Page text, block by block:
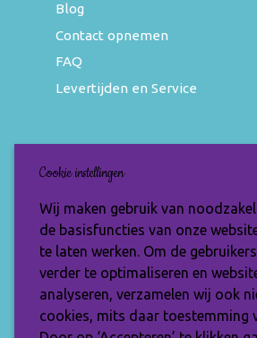
Blog
Contact opnemen
FAQ
Levertijden en Service
Nieuwsbrief
Wil jij op de hoogte blijven van
items en speciale
mailadres dan in en ontvang
Moment nieuwsbrief.
Cookie instellingen
Wij maken gebruik van
de basisfuncties van onze
te laten werken. Om de
verder te optimaliseren en
analyseren, verzamelen wij ook
cookies, mits daar toestemming